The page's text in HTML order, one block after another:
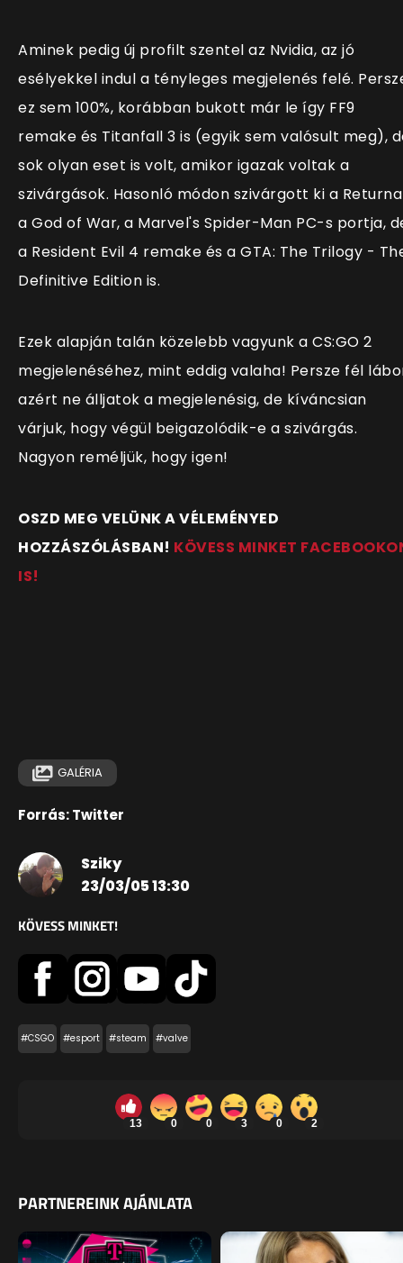
Aminek pedig új profilt szentel az Nvidia, az jó
esélyekkel indul a tényleges megjelenés felé.
ez sem 100%, korábban bukott már le így FF9
remake és Titanfall 3 is (egyik sem valósult meg),
sok olyan eset is volt, amikor igazak voltak a
szivárgások. Hasonló módon szivárgott ki a
a God of War, a Marvel's Spider-Man PC-s portja,
a Resident Evil 4 remake és a GTA: The Trilogy -
Definitive Edition is.
Ezek alapján talán közelebb vagyunk a CS:GO 2
megjelenéséhez, mint eddig valaha! Persze fél
azért ne álljatok a megjelenésig, de kíváncsian
várjuk, hogy végül beigazolódik-e a szivárgás.
Nagyon reméljük, hogy igen!
OSZD MEG VELÜNK A VÉLEMÉNYED
HOZZÁSZÓLÁSBAN! KÖVESS MINKET
IS!
GALÉRIA
Forrás: Twitter
Sziky
23/03/05 13:30
KÖVESS MINKET!
#CSGO #esport #steam #valve
13 0 0 3 0 2
PARTNEREINK AJÁNLATA